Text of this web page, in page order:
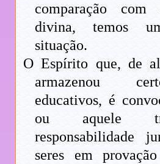
comparação com
divina, temos
situação.
O Espírito que, de
armazenou
educativos, é
ou aquele
responsabilidade
seres em